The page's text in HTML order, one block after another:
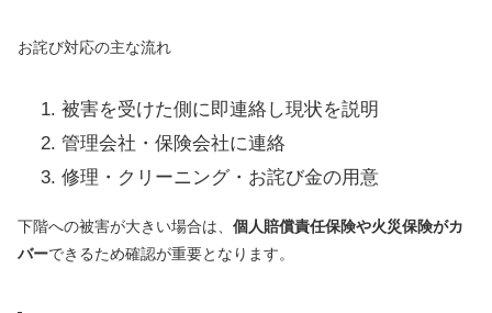
お詫び対応の主な流れ
被害を受けた側に即連絡し現状を説明
管理会社・保険会社に連絡
修理・クリーニング・お詫び金の用意
下階への被害が大きい場合は、 個人賠償責任保険や火災保険がカ
バーできるため確認が重要となります。